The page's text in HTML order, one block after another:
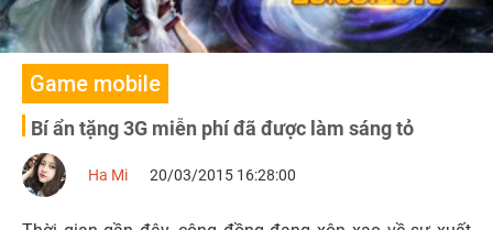
Game mobile
Bí ẩn tặng 3G miễn phí đã được làm sáng tỏ
Ha Mi 20/03/2015 16:28:00